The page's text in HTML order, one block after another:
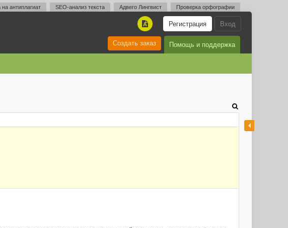
антиплагиат SEO-анализ текста Адвего Лингвист Проверка орфографии
Вход
Регистрация
A
Помощь и поддержка
Создать заказ